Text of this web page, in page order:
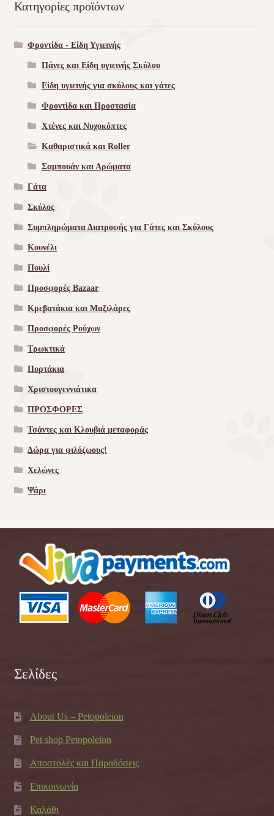
Κατηγορίες προϊόντων
Φροντίδα - Είδη Υγιεινής
Πάνες και Είδη υγιεινής Σκύλου
Είδη υγιεινής για σκύλους και γάτες
Φροντίδα και Προστασία
Χτένες και Νυχοκόπτες
Καθαριστικά και Roller
Σαμπουάν και Αρώματα
Γάτα
Σκύλος
Συμπληρώματα Διατροφής για Γάτες και Σκύλους
Κουνέλι
Πουλί
Προσφορές Bazaar
Κρεβατάκια και Μαξιλάρες
Προσφορές Ρούχων
Τρωκτικά
Πορτάκια
Χριστουγεννιάτικα
ΠΡΟΣΦΟΡΕΣ
Τσάντες και Κλουβιά μεταφοράς
Δώρα για φιλόζωους!
Χελώνες
Ψάρι
Σελίδες
About Us – Petopoleion
Pet shop Petopoleion
Αποστολές και Παραδόσεις
Επικοινωνία
Καλάθι